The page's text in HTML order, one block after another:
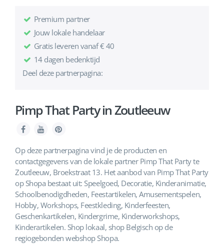
Premium partner
Jouw lokale handelaar
Gratis leveren vanaf € 40
14 dagen bedenktijd
Deel deze partnerpagina:
Pimp That Party in Zoutleeuw
Op deze partnerpagina vind je de producten en
contactgegevens van de lokale partner Pimp That Party te
Zoutleeuw, Broekstraat 13. Het aanbod van Pimp That Party
op Shopa bestaat uit: Speelgoed, Decoratie, Kinderanimatie,
Schoolbenodigdheden, Feestartikelen, Amusementspelen,
Hobby, Workshops, Feestkleding, Kinderfeesten,
Geschenkartikelen, Kindergrime, Kinderworkshops,
Kinderartikelen. Shop lokaal, shop Belgisch op de
regiogebonden webshop Shopa.